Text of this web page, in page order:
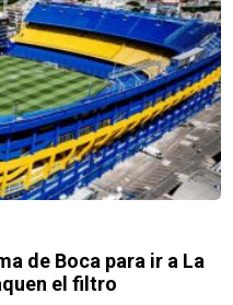
de Boca para ir a La
el filtro